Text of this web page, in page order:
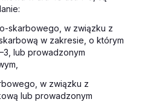
skarbowego, w związku z
w zakresie, o którym
lub prowadzonym
w związku z
lub prowadzonym